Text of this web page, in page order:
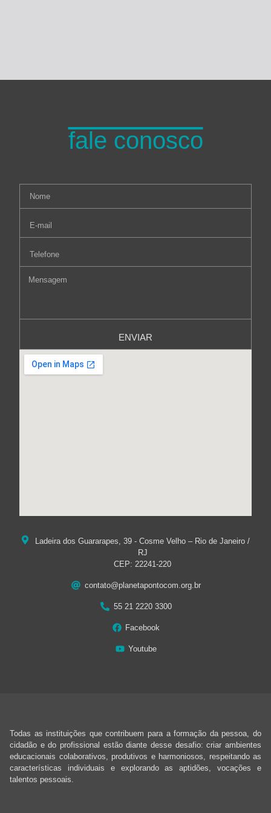
fale conosco
ENVIAR
Ladeira dos Guararapes, 39 - Cosme Velho – Rio de Janeiro /
RJ
CEP: 22241-220
contato@planetapontocom.org.br
55 21 2220 3300
Facebook
Youtube
Todas as instituições que contribuem para a formação da pessoa, do
cidadão e do profissional estão diante desse desafio: criar ambientes
educacionais colaborativos, produtivos e harmoniosos, respeitando as
características individuais e explorando as aptidões, vocações e
talentos pessoais.